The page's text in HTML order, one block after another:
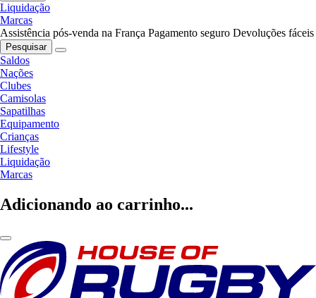
Liquidação
Marcas
Assistência pós-venda na França Pagamento seguro Devoluções fáceis
Pesquisar
Saldos
Nações
Clubes
Camisolas
Sapatilhas
Equipamento
Crianças
Lifestyle
Liquidação
Marcas
Adicionando ao carrinho...